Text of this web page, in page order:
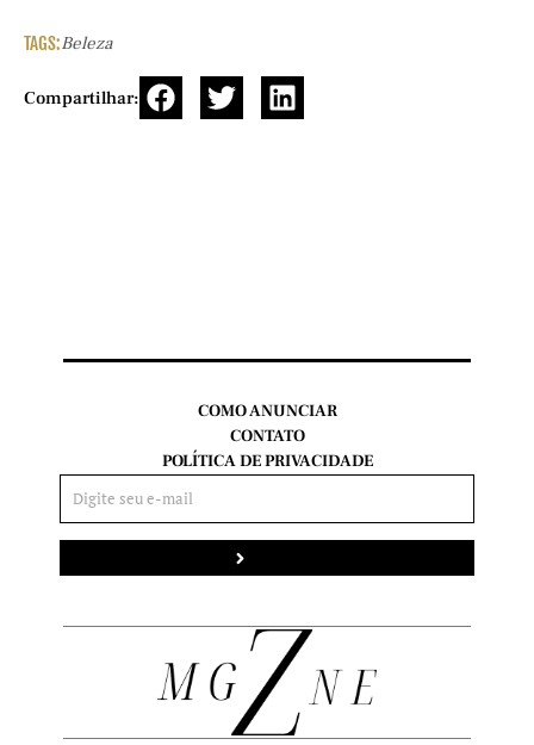
TAGS:Beleza
Compartilhar:
COMO ANUNCIAR
CONTATO
POLÍTICA DE PRIVACIDADE